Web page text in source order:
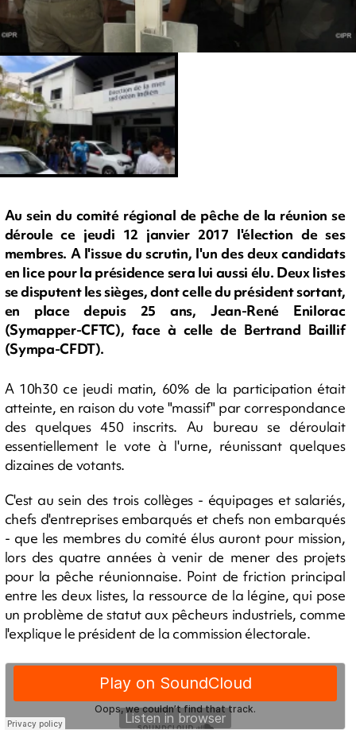
Au sein du comité régional de pêche de la réunion se
déroule ce jeudi 12 janvier 2017 l'élection de ses
membres. A l'issue du scrutin, l'un des deux candidats
en lice pour la présidence sera lui aussi élu. Deux listes
se disputent les sièges, dont celle du président sortant,
en place depuis 25 ans, Jean-René Enilorac
(Symapper-CFTC), face à celle de Bertrand Baillif
(Sympa-CFDT).
A 10h30 ce jeudi matin, 60% de la participation était
atteinte, en raison du vote "massif" par correspondance
des quelques 450 inscrits. Au bureau se déroulait
essentiellement le vote à l'urne, réunissant quelques
dizaines de votants.
C'est au sein des trois collèges - équipages et salariés,
chefs d'entreprises embarqués et chefs non embarqués
- que les membres du comité élus auront pour mission,
lors des quatre années à venir de mener des projets
pour la pêche réunionnaise. Point de friction principal
entre les deux listes, la ressource de la légine, qui pose
un problème de statut aux pêcheurs industriels, comme
l'explique le président de la commission électorale.